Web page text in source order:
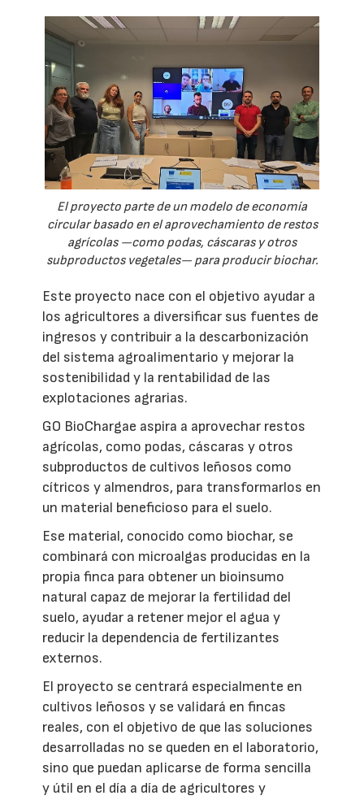
El proyecto parte de un modelo de economía
circular basado en el aprovechamiento de restos
agrícolas —como podas, cáscaras y otros
subproductos vegetales— para producir biochar.
Este proyecto nace con el objetivo ayudar a
los agricultores a diversificar sus fuentes de
ingresos y contribuir a la descarbonización
del sistema agroalimentario y mejorar la
sostenibilidad y la rentabilidad de las
explotaciones agrarias.
GO BioChargae aspira a aprovechar restos
agrícolas, como podas, cáscaras y otros
subproductos de cultivos leñosos como
cítricos y almendros, para transformarlos en
un material beneficioso para el suelo.
Ese material, conocido como biochar, se
combinará con microalgas producidas en la
propia finca para obtener un bioinsumo
natural capaz de mejorar la fertilidad del
suelo, ayudar a retener mejor el agua y
reducir la dependencia de fertilizantes
externos.
El proyecto se centrará especialmente en
cultivos leñosos y se validará en fincas
reales, con el objetivo de que las soluciones
desarrolladas no se queden en el laboratorio,
sino que puedan aplicarse de forma sencilla
y útil en el día a día de agricultores y